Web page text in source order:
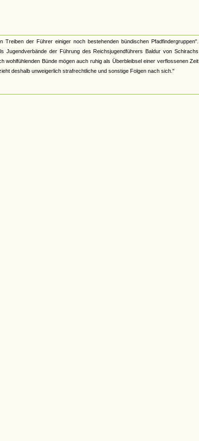
der Führer einiger noch bestehenden bündischen Pfadfindergruppen".
der Führung des Reichsjugendführers Baldur von Schirachs
Bünde mögen auch ruhig als Überbleibsel einer verflossenen Zeit
deshalb unweigerlich strafrechtliche und sonstige Folgen nach sich."